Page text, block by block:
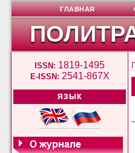
ISSN: 1819-1495
E-ISSN: 2541-867X
ЯЗЫК
ГЛАВНАЯ